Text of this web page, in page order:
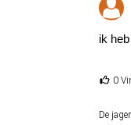
ik
0
De